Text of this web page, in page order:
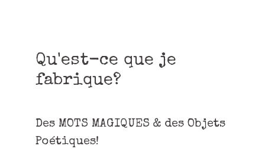
Qu'est-ce que je
fabrique?
Des MOTS MAGIQUES & des Objets
Poétiques!